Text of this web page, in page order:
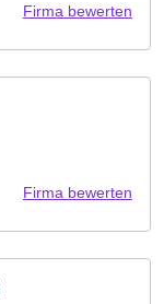
Firma bewerten
Firma bewerten